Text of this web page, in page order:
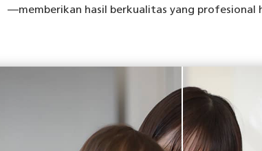
—memberikan hasil berkualitas yang profesional